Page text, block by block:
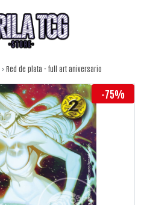
Red de plata - full art aniversario
-75%